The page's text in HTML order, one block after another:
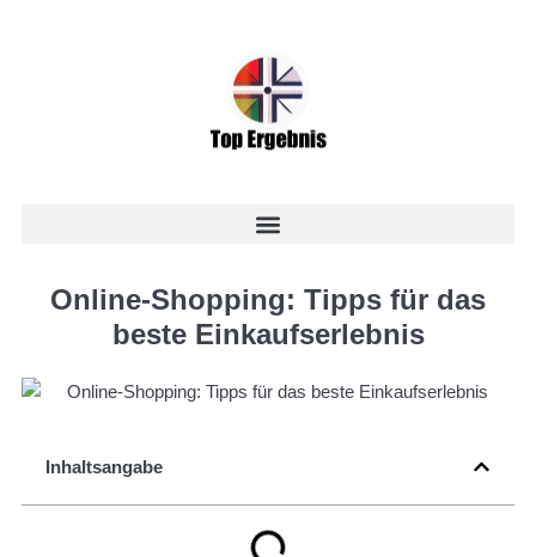
Online-Shopping: Tipps für das
beste Einkaufserlebnis
Inhaltsangabe